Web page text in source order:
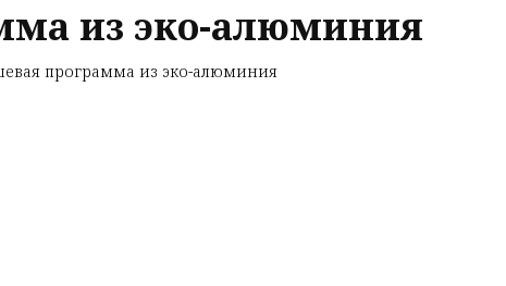
из эко-алюминия
программа из эко-алюминия